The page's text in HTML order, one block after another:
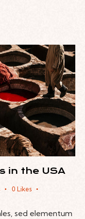
in the USA
0 Likes
sed elementum